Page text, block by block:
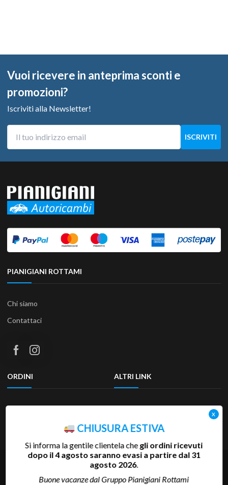
Vuoi ricevere in anteprima sconti e
promozioni?
Iscriviti alla Newsletter!
PIANIGIANI ROTTAMI
Chi siamo
Contattaci
ORDINI
Termini e condizioni
ALTRI LINK
Privacy Policy
Accessibilità
Copyright 2025 Pianigiani Rottami Srl | P.Iva 00655510527 | REA
SI-81793 | Cap.Soc. 600.000 €
CHIUSURA ESTIVA
Si informa la gentile clientela chegli ordini ricevuti
dopo il 4 agosto saranno evasi a partire dal 31
agosto 2026.
Buone vacanze dal Gruppo Pianigiani Rottami